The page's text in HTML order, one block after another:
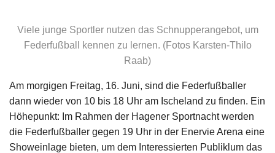
Viele junge Sportler nutzen das Schnupperangebot, um
Federfußball kennen zu lernen. (Fotos Karsten-Thilo
Raab)
Am morgigen Freitag, 16. Juni, sind die Federfußballer
dann wieder von 10 bis 18 Uhr am Ischeland zu finden. Ein
Höhepunkt: Im Rahmen der Hagener Sportnacht werden
die Federfußballer gegen 19 Uhr in der Enervie Arena eine
Showeinlage bieten, um dem Interessierten Publiklum das